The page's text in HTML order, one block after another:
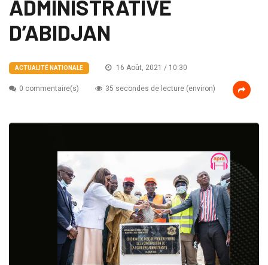
ADMINISTRATIVE
D’ABIDJAN
ACTUALITÉ NATIONALE 16 Août, 2021 / 10:30
0 commentaire(s) 35 secondes de lecture (environ)